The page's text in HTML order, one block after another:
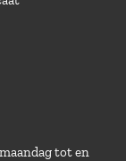
tot en